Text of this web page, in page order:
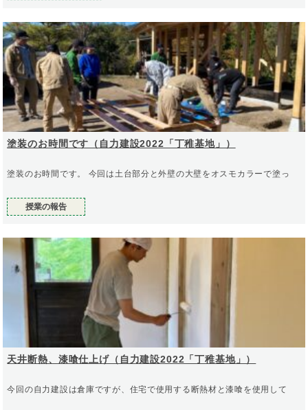
塗装のお時間です（自力建設2022「丁稚基地」）
塗装のお時間です。 今回は土台部分と外壁の大壁をオスモカラーで塗っ
授業の報告
天井断熱、漆喰仕上げ（自力建設2022「丁稚基地」）
今回の自力建設は倉庫ですが、住宅で使用する断熱材と漆喰を使用して